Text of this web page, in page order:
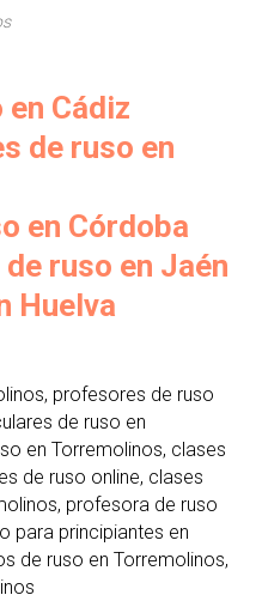
Cádiz
de ruso en
en Córdoba
ruso en Jaén
Huelva
profesores de ruso
de ruso en
en Torremolinos, clases
de ruso online, clases
profesora de ruso
para principiantes en
de ruso en Torremolinos,